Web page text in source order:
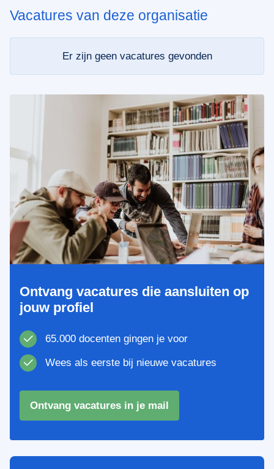
Vacatures van deze organisatie
Er zijn geen vacatures gevonden
Ontvang vacatures die aansluiten op
jouw profiel
65.000 docenten gingen je voor
Wees als eerste bij nieuwe vacatures
Ontvang vacatures in je mail